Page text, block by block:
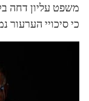
משפט עליון דחה
כי סיכויי הערעור